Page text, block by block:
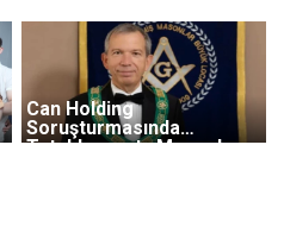
Can Holding
Soruşturmasında
Tutuklanmıştı: Masonlar